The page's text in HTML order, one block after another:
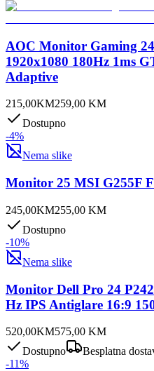
AOC Monitor Gaming
1920x1080 180Hz 1ms
Adaptive
215,00KM259,00 KM
Dostupno
-4%
Nema slike
Monitor 25 MSI G255F
245,00KM255,00 KM
Dostupno
-10%
Nema slike
Monitor Dell Pro 24
Hz IPS Antiglare 16:9
520,00KM575,00 KM
Dostupno
Besplatna
-11%